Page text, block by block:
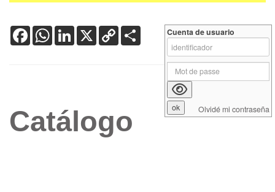
FacebookWhatsApp
LinkedIn
X Copy
Link
Catálogo
Cuenta de usuario
Olvidé mi contraseña